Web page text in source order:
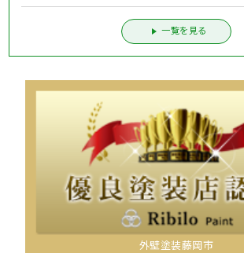
一覧を見る
外壁塗装藤岡市